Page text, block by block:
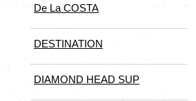
De La COSTA
DESTINATION
DIAMOND HEAD SUP